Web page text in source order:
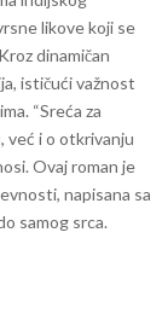
likove koji se
dinamičan
ističući važnost
“Sreća za
već i o otkrivanju
Ovaj roman je
napisana sa
samog srca.